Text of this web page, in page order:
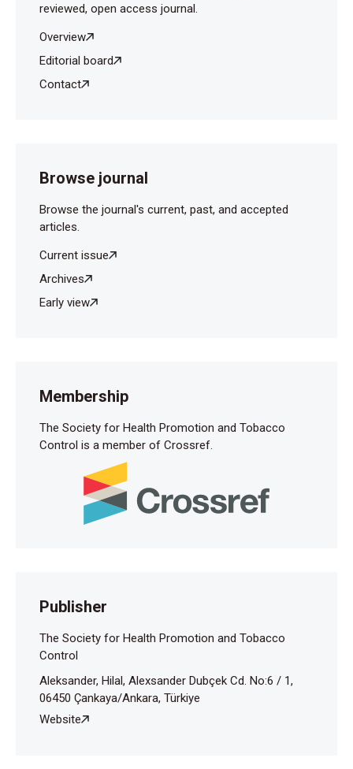
reviewed, open access journal.
Overview
Editorial board
Contact
Browse journal
Browse the journal's current, past, and accepted
articles.
Current issue
Archives
Early view
Membership
The Society for Health Promotion and Tobacco
Control is a member of Crossref.
Publisher
The Society for Health Promotion and Tobacco
Control
Aleksander, Hilal, Alexsander Dubçek Cd. No:6 / 1,
06450 Çankaya/Ankara, Türkiye
Website